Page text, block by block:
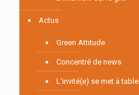
Actus
Green Attitude
Concentré de news
L'invité(e) se met à table